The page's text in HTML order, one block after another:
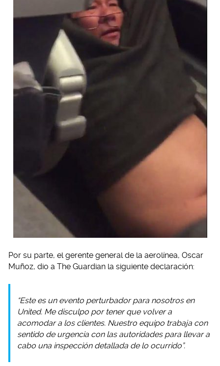
Por su parte, el gerente general de la aerolínea, Oscar
Muñoz, dio a The Guardian la siguiente declaración:
“Este es un evento perturbador para nosotros en
United. Me disculpo por tener que volver a
acomodar a los clientes. Nuestro equipo trabaja con
sentido de urgencia con las autoridades para llevar a
cabo una inspección detallada de lo ocurrido”.